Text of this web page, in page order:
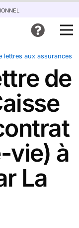
lettres aux assurances
de
vie) à
La